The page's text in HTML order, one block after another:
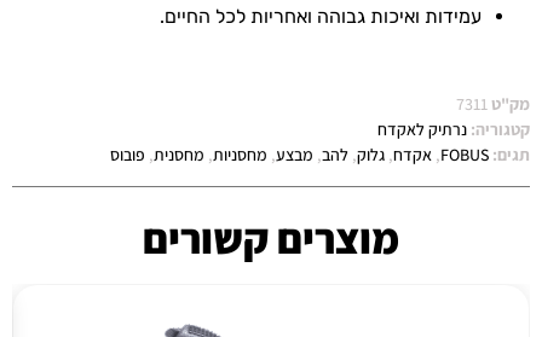
עמידות ואיכות גבוהה ואחריות לכל החיים.
מק"ט 7311
קטגוריה: נרתיק לאקדח
תגים: FOBUS
, אקדח, גלוק, להב, מבצע, מחסניות, מחסנית, פובוס
מוצרים קשורים